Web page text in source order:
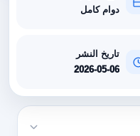
دوام كامل
تاريخ النشر
2026-05-06